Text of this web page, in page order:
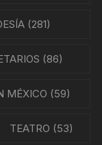
(281)
(86)
MÉXICO (59)
TEATRO (53)